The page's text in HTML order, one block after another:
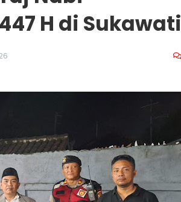
H di Sukawati